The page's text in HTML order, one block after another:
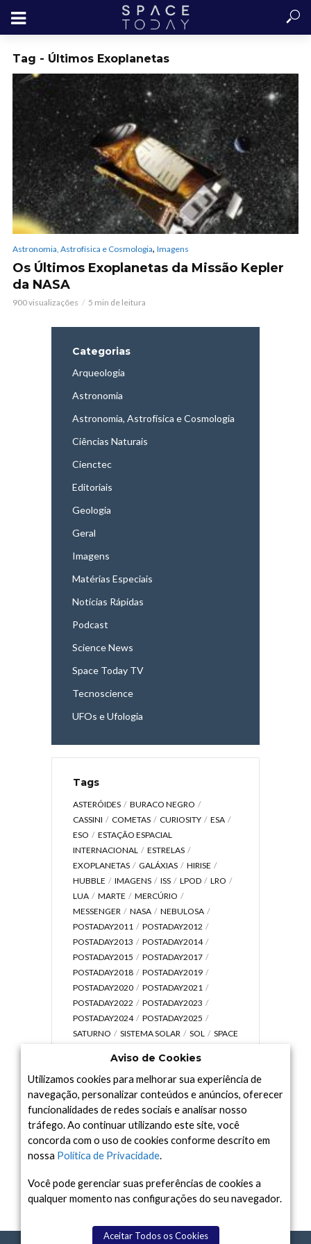
Tag - Últimos Exoplanetas
Astronomia, Astrofísica e Cosmologia, Imagens
Os Últimos Exoplanetas da Missão Kepler
da NASA
900 visualizações 5 min de leitura
Categorias
Arqueologia
Astronomia
Astronomia, Astrofísica e Cosmologia
Ciências Naturais
Cienctec
Editoriais
Geologia
Geral
Imagens
Matérias Especiais
Notícias Rápidas
Podcast
Science News
Space Today TV
Tecnoscience
UFOs e Ufologia
Tags
ASTERÓIDES
BURACO NEGRO
CASSINI
COMETAS CURIOSITY
ESA
ESO
ESTAÇÃO ESPACIAL
INTERNACIONAL
ESTRELAS
EXOPLANETAS
GALÁXIAS
HIRISE
HUBBLE
IMAGENS ISS LPOD
LRO
LUA
MARTE
MERCÚRIO
MESSENGER
NASA
NEBULOSA
POSTADAY2011
POSTADAY2012
POSTADAY2013
POSTADAY2014
POSTADAY2015
POSTADAY2017
POSTADAY2018
POSTADAY2019
POSTADAY2020
POSTADAY2021
POSTADAY2022
POSTADAY2023
POSTADAY2024
POSTADAY2025
SATURNO
SISTEMA SOLAR SOL
SPACE
UNIVERSO
VÍDEO
Arquivo
Arquivo
Aviso de Cookies
Utilizamos cookies para melhorar sua experiência de
navegação, personalizar conteúdos e anúncios, oferecer
funcionalidades de redes sociais e analisar nosso
tráfego. Ao continuar utilizando este site, você
concorda com o uso de cookies conforme descrito em
nossa Política de Privacidade.
Você pode gerenciar suas preferências de cookies a
qualquer momento nas configurações do seu navegador.
Aceitar Todos os Cookies